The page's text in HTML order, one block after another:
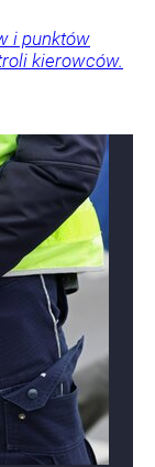
i punktów
kierowców.